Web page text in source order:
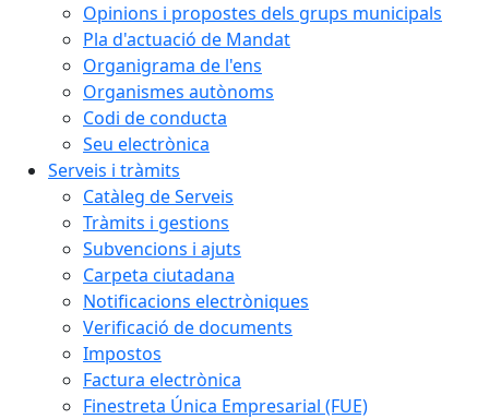
Opinions i propostes dels grups municipals
Pla d'actuació de Mandat
Organigrama de l'ens
Organismes autònoms
Codi de conducta
Seu electrònica
Serveis i tràmits
Catàleg de Serveis
Tràmits i gestions
Subvencions i ajuts
Carpeta ciutadana
Notificacions electròniques
Verificació de documents
Impostos
Factura electrònica
Finestreta Única Empresarial (FUE)